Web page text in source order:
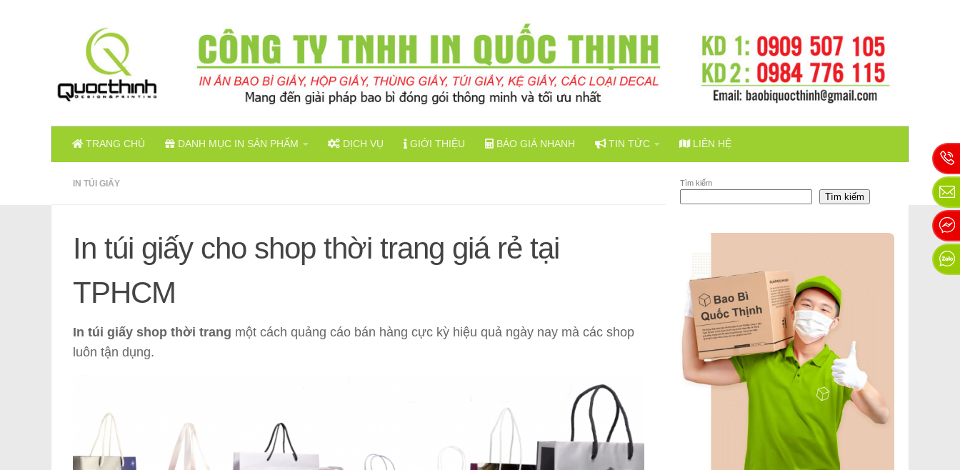
TRANG CHỦ DANH MỤC IN SẢN PHẨM DỊCH VỤ GIỚI THIỆU BÁO GIÁ NHANH TIN TỨC LIÊN HỆ
IN TÚI GIẤY
In túi giấy cho shop thời trang giá rẻ tại
TPHCM
In túi giấy shop thời trang một cách quảng cáo bán hàng cực kỳ hiệu quả ngày nay mà các shop
luôn tận dụng.
Tìm kiếm
Tìm kiếm